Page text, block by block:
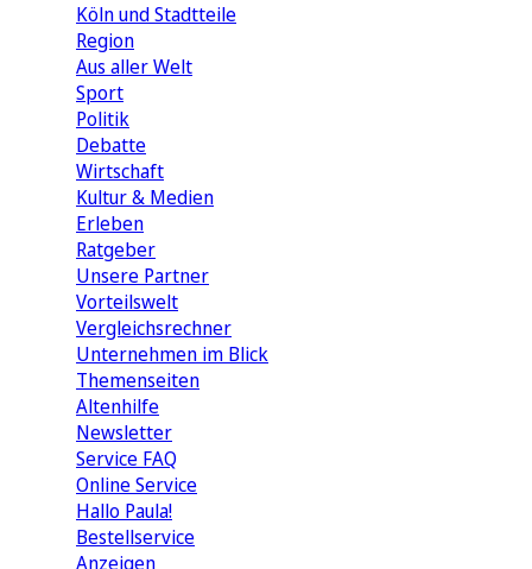
Köln und Stadtteile
Region
Aus aller Welt
Sport
Politik
Debatte
Wirtschaft
Kultur & Medien
Erleben
Ratgeber
Unsere Partner
Vorteilswelt
Vergleichsrechner
Unternehmen im Blick
Themenseiten
Altenhilfe
Newsletter
Service FAQ
Online Service
Hallo Paula!
Bestellservice
Anzeigen